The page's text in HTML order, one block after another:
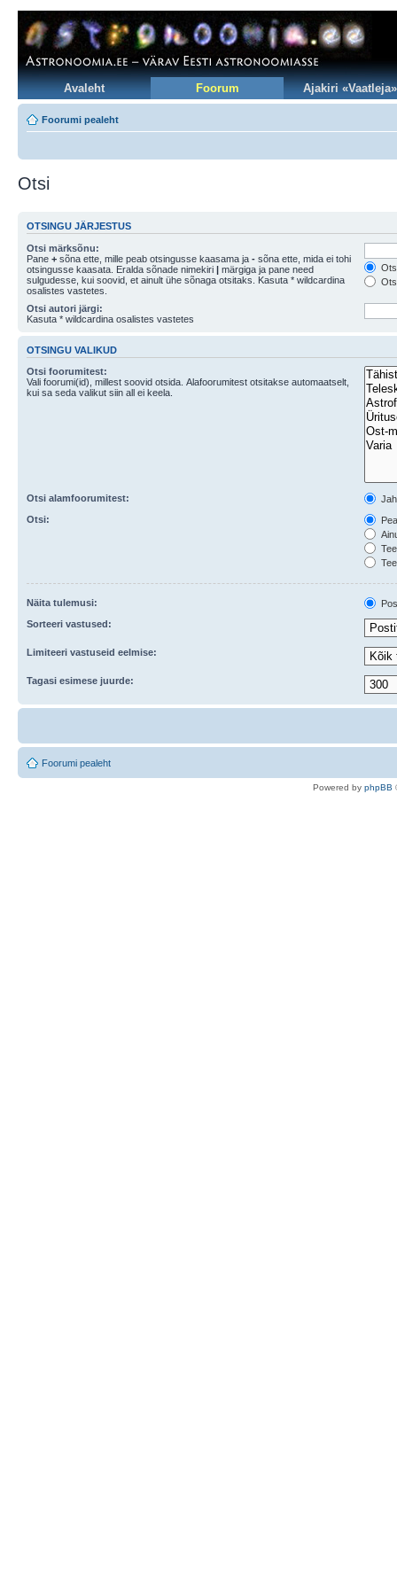
Avaleht Foorum Ajakiri «Vaatleja»
Foorumi pealeht
Otsi
OTSINGU JÄRJESTUS
Otsi märksõnu:
Pane + sõna ette, mille peab otsingusse kaasama ja - sõna ette, mida ei tohi
otsingusse kaasata. Eralda sõnade nimekiri | märgiga ja pane need
sulgudesse, kui soovid, et ainult ühe sõnaga otsitaks. Kasuta * wildcardina
osalistes vastetes.
Otsi autori järgi:
Kasuta * wildcardina osalistes vastetes
OTSINGU VALIKUD
Otsi foorumitest:
Vali foorumi(id), millest soovid otsida. Alafoorumitest otsitakse automaatselt,
kui sa seda valikut siin all ei keela.
Otsi alamfoorumitest:
Jah
Otsi:
Näita tulemusi:
Sorteeri vastused:
Limiteeri vastuseid eelmise:
Tagasi esimese juurde:
Foorumi pealeht
Powered by phpBB